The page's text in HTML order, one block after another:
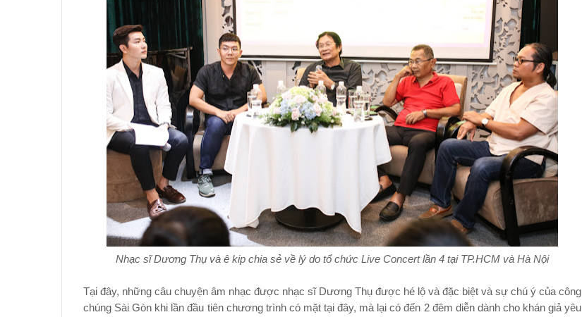
Nhạc sĩ Dương Thụ và ê kip chia sẻ về lý do tổ chức Live Concert lần 4 tại TP.HCM và Hà Nội
Tại đây, những câu chuyện âm nhạc được nhạc sĩ Dương Thụ được hé lộ và đặc biệt và sự chú ý của công
chúng Sài Gòn khi lần đầu tiên chương trình có mặt tại đây, mà lại có đến 2 đêm diễn dành cho khán giả yêu